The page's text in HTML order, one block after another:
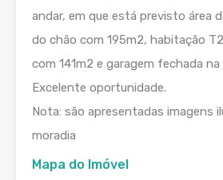
andar, em que está previsto área
do chão com 195m2, habitação
com 141m2 e garagem fechada na
Excelente oportunidade.
Nota: são apresentadas imagens
moradia
Mapa do Imóvel